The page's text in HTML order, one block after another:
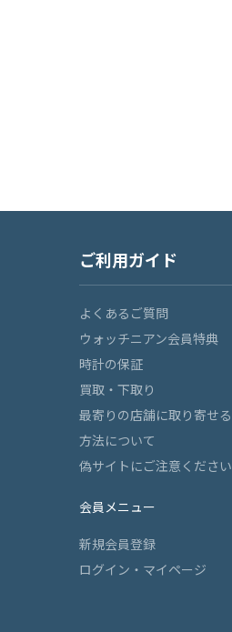
ご利用ガイド
よくあるご質問
ウォッチニアン会員特典
時計の保証
買取・下取り
最寄りの店舗に取り寄せる
方法について
偽サイトにご注意ください
会員メニュー
新規会員登録
ログイン・マイページ